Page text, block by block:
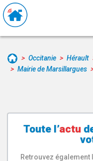
Occitanie Hérault
Mairie de Marsillargues
Toute l’actu
Retrouvez également